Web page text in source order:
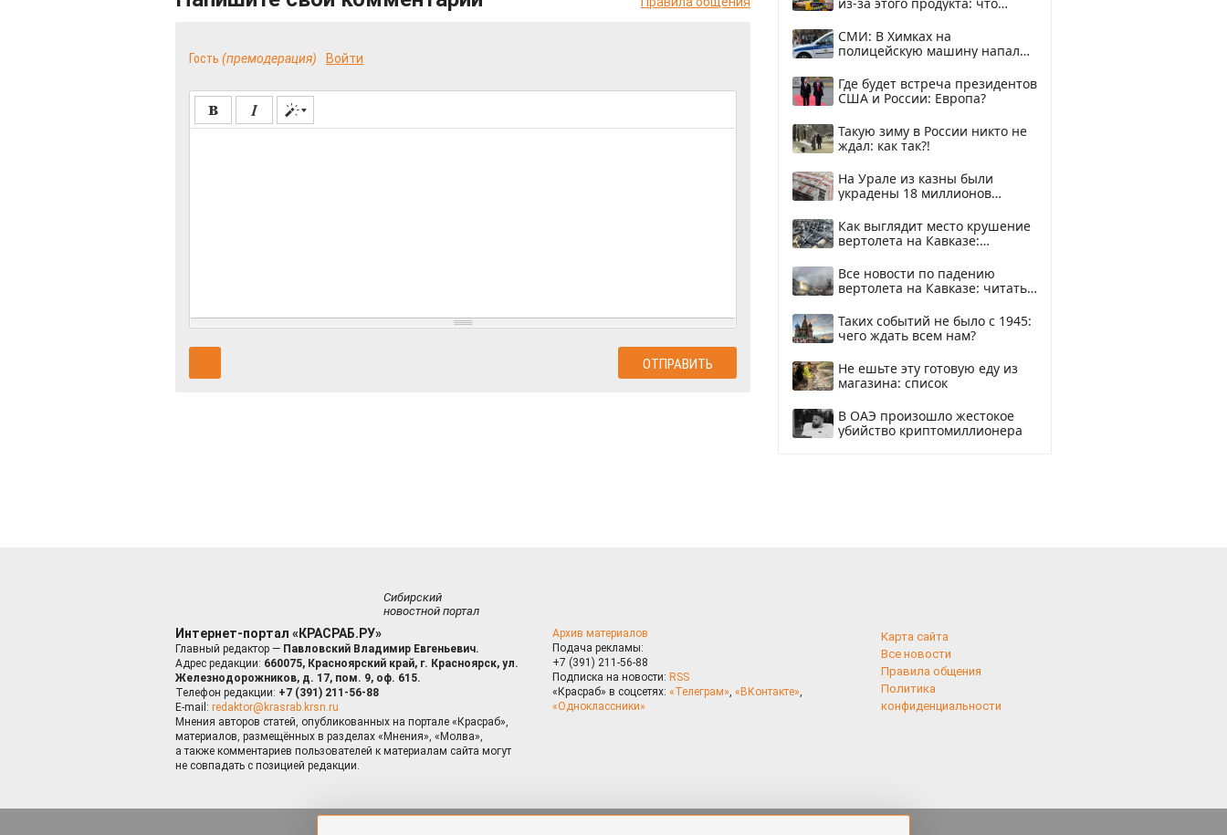
Гость (премодерация) Войти
СМИ: В Химках на
полицейскую машину напали
Где будет встреча президентов
США и России: Европа?
Такую зиму в России никто не
ждал: как так?!
На Урале из казны были
украдены 18 миллионов
Как выглядит место крушение
вертолета на Кавказе:
Все новости по падению
вертолета на Кавказе: читать
Таких событий не было с 1945:
чего ждать всем нам?
Не ешьте эту готовую еду из
магазина: список
В ОАЭ произошло жестокое
убийство криптомиллионера
Сибирский
новостной портал
Интернет-портал «КРАСРАБ.РУ»
Главный редактор — Павловский Владимир Евгеньевич.
Адрес редакции: 660075, Красноярский край, г. Красноярск, ул.
Железнодорожников, д. 17, пом. 9, оф. 615.
Телефон редакции: +7 (391) 211-56-88
E-mail: redaktor@krasrab.krsn.ru
Мнения авторов статей, опубликованных на портале «Красраб»,
материалов, размещённых в разделах «Мнения», «Молва»,
а также комментариев пользователей к материалам сайта могут
не совпадать с позицией редакции.
Архив материалов
Подача рекламы:
+7 (391) 211-56-88
Подписка на новости: RSS
«Красраб» в соцсетях: «Телеграм», «ВКонтакте»,
«Одноклассники»
Карта сайта
Все новости
Правила общения
Политика
конфиденциальности
Оставаясь на сайте, Вы даете согласие на использование cookies, которые применяются
можно через настройки Вашего браузера.